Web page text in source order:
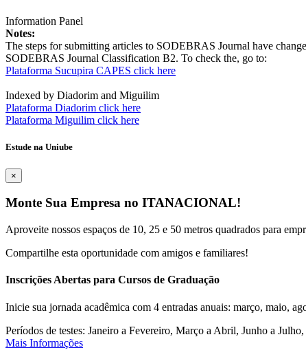
Information Panel
Notes:
The steps for submitting articles to SODEBRAS Journal have
SODEBRAS Journal Classification B2. To check the, go to:
Plataforma Sucupira CAPES click here
Indexed by Diadorim and Miguilim
Plataforma Diadorim click here
Plataforma Miguilim click here
Estude na Uniube
×
Monte Sua Empresa no ITANACIONAL!
Aproveite nossos espaços de 10, 25 e 50 metros quadrados para
Compartilhe esta oportunidade com amigos e familiares!
Inscrições Abertas para Cursos de Graduação
Inicie sua jornada acadêmica com 4 entradas anuais: março, maio,
Períodos de testes: Janeiro a Fevereiro, Março a Abril, Junho a
Mais Informações